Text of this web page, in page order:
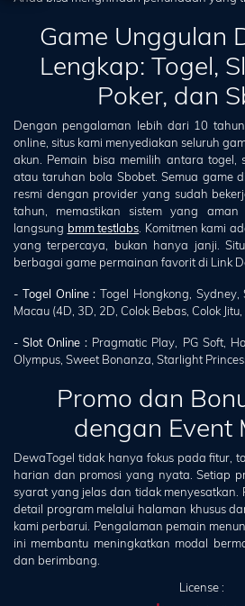
Game Unggulan
Lengkap: Togel,
Poker, dan
Dengan pengalaman lebih dari 10
online, situs kami menyediakan seluruh
akun. Pemain bisa memilih antara togel,
atau taruhan bola Sbobet. Semua game
resmi dengan provider yang sudah
tahun, memastikan sistem yang
langsung bmm testlabs . Komitmen kami
yang terpercaya, bukan hanya janji.
berbagai game permainan favorit di Link
- Togel Online : Togel Hongkong, Sydney,
Macau (4D, 3D, 2D, Colok Bebas, Colok
- Slot Online : Pragmatic Play, PG Soft,
Olympus, Sweet Bonanza, Starlight
Promo dan
dengan Event
DewaTogel tidak hanya fokus pada fitur,
harian dan promosi yang nyata. Setiap
syarat yang jelas dan tidak menyesatkan.
detail program melalui halaman khusus
kami perbarui. Pengalaman pemain
ini membantu meningkatkan modal
dan berimbang.
License :